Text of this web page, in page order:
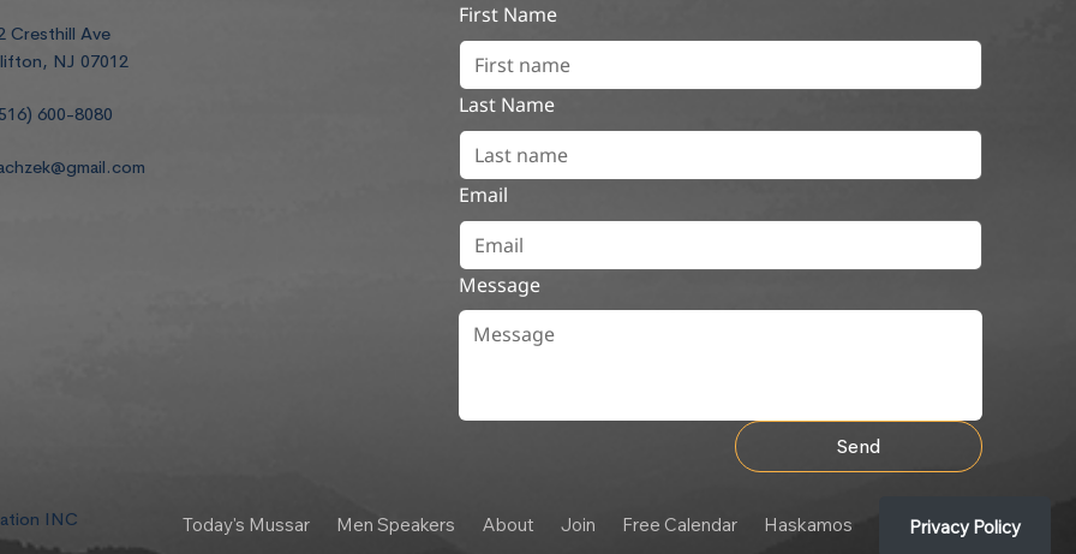
Cresthill Ave
NJ 07012
600-8080
First Name
Last Name
Email
Message
Send
INC Today's Mussar Men Speakers About Join Free Calendar Haskamos Privacy Policy